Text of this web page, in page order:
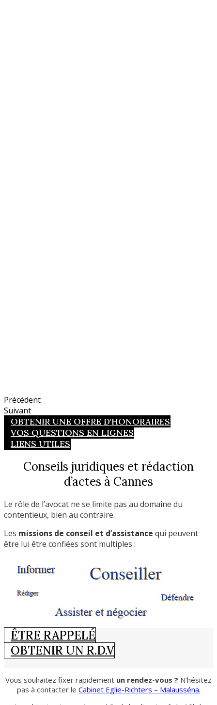
Précédent
Suivant
OBTENIR UNE OFFRE D'HONORAIRES
VOS QUESTIONS EN LIGNES
LIENS UTILES
Conseils juridiques et rédaction
d’actes à Cannes
Le rôle de l’avocat ne se limite pas au domaine du
contentieux, bien au contraire.
Les missions de conseil et d’assistance qui peuvent
être lui être confiées sont multiples :
ÊTRE RAPPELÉ
OBTENIR UN R.D.V
Vous souhaitez fixer rapidement un rendez-vous ? N’hésitez
pas à contacter le Cabinet Eglie-Richters – Malausséna.